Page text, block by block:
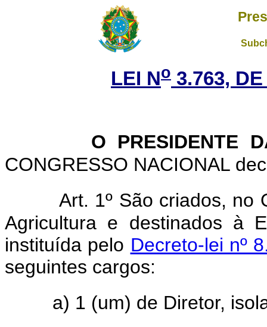
LEI No 3.763,
O PRESIDENTE
CONGRESSO NACIONAL
Art. 1º São criados, no
Agricultura e destinados à
instituída pelo Decreto-lei nº
seguintes cargos:
a) 1 (um) de Diretor,